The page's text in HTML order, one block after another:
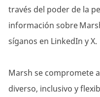
través del poder de la
información sobre
síganos en LinkedIn y X.
Marsh se compromete
diverso, inclusivo y